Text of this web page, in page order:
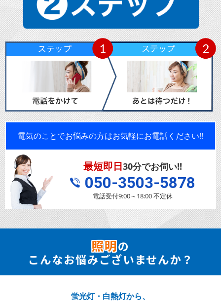
電気のことでお悩みの方はお気軽にお電話ください!!
最短即日30分でお伺い!!
050-3503-5878
電話受付9:00～18:00 不定休
照明の
こんなお悩みございませんか？
蛍光灯・白熱灯から、